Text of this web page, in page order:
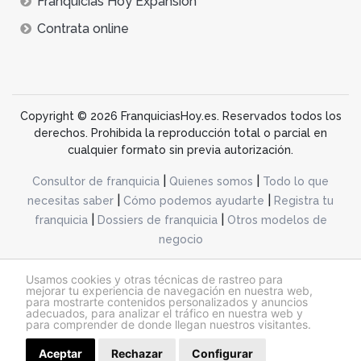
Usamos cookies y otras técnicas de rastreo para
mejorar tu experiencia de navegación en nuestra web,
para mostrarte contenidos personalizados y anuncios
adecuados, para analizar el tráfico en nuestra web y
para comprender de donde llegan nuestros visitantes.
Aceptar Rechazar Configurar
Contrata online
Copyright © 2026 FranquiciasHoy.es. Reservados todos los
derechos. Prohibida la reproducción total o parcial en
cualquier formato sin previa autorización.
Consultor de franquicia Quienes somos
Todo lo que
necesitas saber
Cómo podemos ayudarte
Registra tu
franquicia| Dossiers de franquicia|
Otros modelos de
negocio
@franquiciashoy.es |Aviso legal| Política de cookies|Política de privacidad